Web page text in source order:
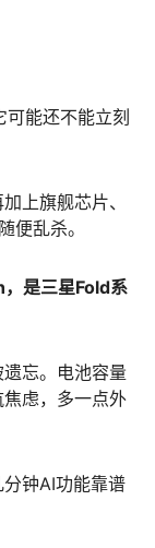
能还不能立刻
上旗舰芯片、
便乱杀。
是三星Fold系
忘。电池容量
虑，多一点外
钟AI功能靠谱